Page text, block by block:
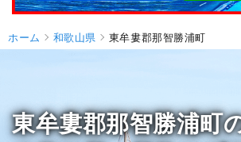
ホーム 和歌山県 東牟婁郡那智勝浦町
東牟婁郡那智勝浦町